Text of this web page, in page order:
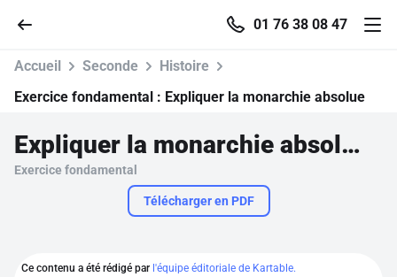
01 76 38 08 47
Accueil
Accueil Seconde
Histoire
Exercice fondamental : Expliquer la monarchie absolue
Expliquer la monarchie absolue
Exercice fondamental
Télécharger en PDF
Ce contenu a été rédigé par l'équipe éditoriale de Kartable.